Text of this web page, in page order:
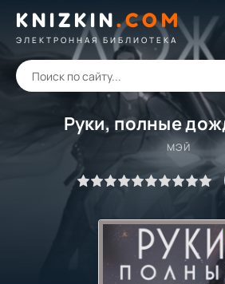
KNIZKIN.COM
ЭЛЕКТРОННАЯ БИБЛИОТЕКА
Руки, полные
МЭЙ